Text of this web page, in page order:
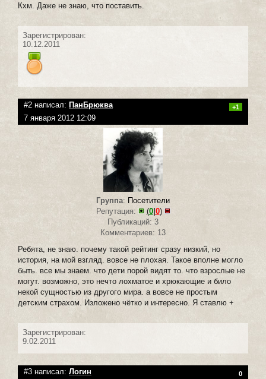
Кхм. Даже не знаю, что поставить.
Зарегистрирован:
10.12.2011
#2 написал: ПанБрюква +1
7 января 2012 12:09
Группа: Посетители
Репутация:
(0|0)
Публикаций: 3
Комментариев: 13
Ребята, не знаю. почему такой рейтинг сразу низкий, но
история, на мой взгляд. вовсе не плохая. Такое вполне могло
быть. все мы знаем. что дети порой видят то. что взрослые не
могут. возможно, это нечто лохматое и хрюкающие и било
некой сущностью из другого мира. а вовсе не простым
детским страхом. Изложено чётко и интересно. Я ставлю +
Зарегистрирован:
9.02.2011
#3 написал: Логин 0